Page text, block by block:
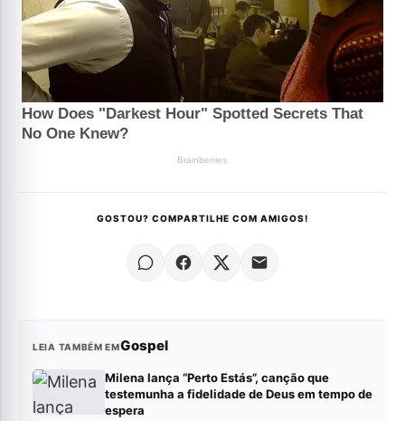
GOSTOU? COMPARTILHE COM AMIGOS!
LEIA TAMBÉM EMGospel
Milena lança “Perto Estás”, canção que
testemunha a fidelidade de Deus em tempo de
espera